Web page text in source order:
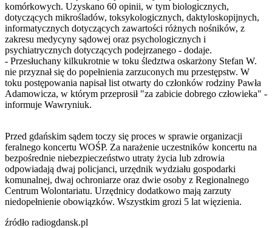
komórkowych. Uzyskano 60 opinii, w tym biologicznych,
dotyczących mikrośladów, toksykologicznych, daktyloskopijnych,
informatycznych dotyczących zawartości różnych nośników, z
zakresu medycyny sądowej oraz psychologicznych i
psychiatrycznych dotyczących podejrzanego - dodaje.
- Przesłuchany kilkukrotnie w toku śledztwa oskarżony Stefan W.
nie przyznał się do popełnienia zarzuconych mu przestępstw. W
toku postępowania napisał list otwarty do członków rodziny Pawła
Adamowicza, w którym przeprosił "za zabicie dobrego człowieka" -
informuje Wawryniuk.
Przed gdańskim sądem toczy się proces w sprawie organizacji
feralnego koncertu WOŚP. Za narażenie uczestników koncertu na
bezpośrednie niebezpieczeństwo utraty życia lub zdrowia
odpowiadają dwaj policjanci, urzędnik wydziału gospodarki
komunalnej, dwaj ochroniarze oraz dwie osoby z Regionalnego
Centrum Wolontariatu. Urzędnicy dodatkowo mają zarzuty
niedopełnienie obowiązków. Wszystkim grozi 5 lat więzienia.
źródło radiogdansk.pl